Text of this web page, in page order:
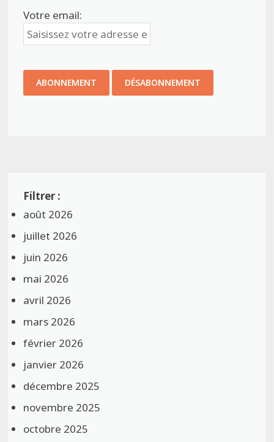
Votre email:
août 2026
juillet 2026
juin 2026
mai 2026
avril 2026
mars 2026
février 2026
janvier 2026
décembre 2025
novembre 2025
octobre 2025